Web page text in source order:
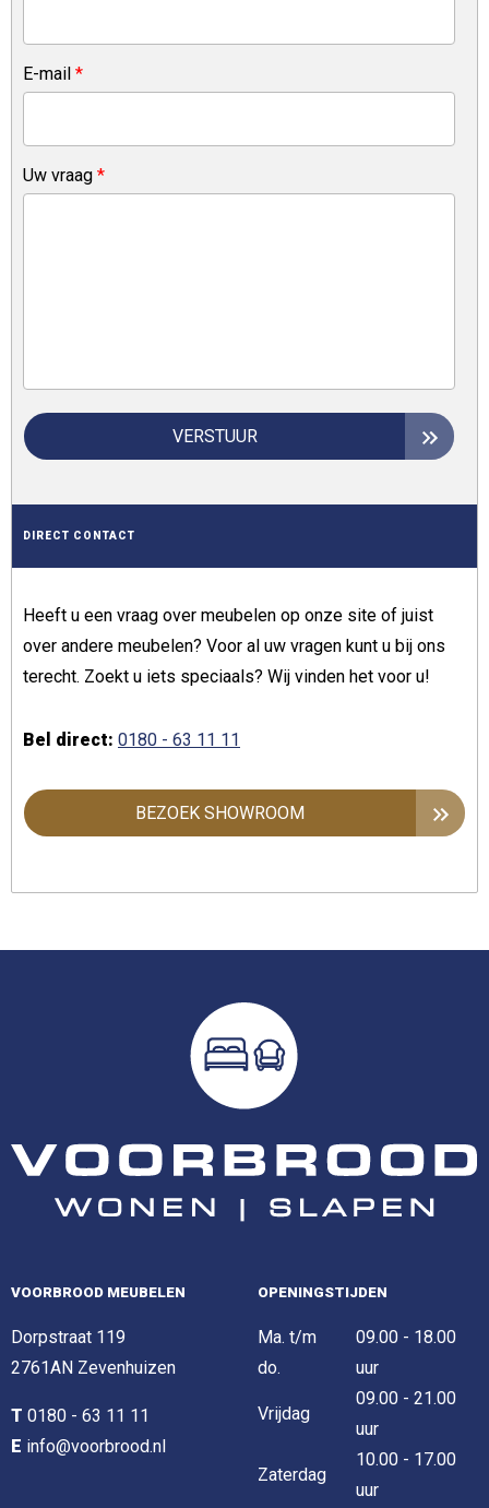
E-mail *
Uw vraag *
VERSTUUR
DIRECT CONTACT
Heeft u een vraag over meubelen op onze site of juist
over andere meubelen? Voor al uw vragen kunt u bij ons
terecht. Zoekt u iets speciaals? Wij vinden het voor u!
Bel direct: 0180 - 63 11 11
BEZOEK SHOWROOM
VOORBROOD MEUBELEN
Dorpstraat 119
2761AN Zevenhuizen
T 0180 - 63 11 11
E info@voorbrood.nl
OPENINGSTIJDEN
Ma. t/m
do.
09.00 - 18.00
uur
Vrijdag
09.00 - 21.00
uur
Zaterdag
10.00 - 17.00
uur